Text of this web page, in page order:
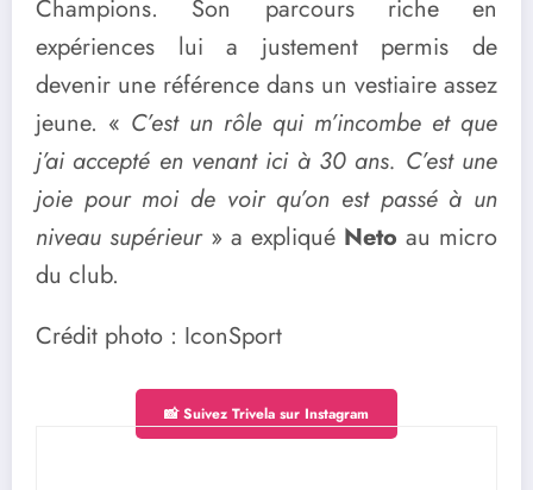
Champions. Son parcours riche en
expériences lui a justement permis de
devenir une référence dans un vestiaire assez
jeune. « C’est un rôle qui m’incombe et que
j’ai accepté en venant ici à 30 ans. C’est une
joie pour moi de voir qu’on est passé à un
niveau supérieur» a expliqué Neto au micro
du club.
Crédit photo : IconSport
📸 Suivez Trivela sur Instagram